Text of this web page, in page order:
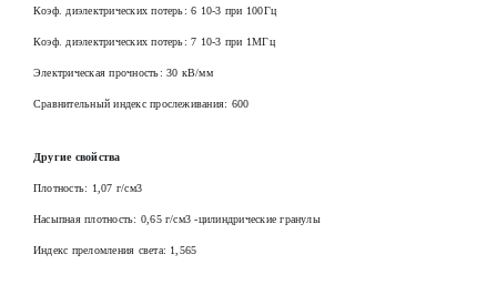
Коэф. диэлектрических потерь: 6 10-3 при 100Гц
Коэф. диэлектрических потерь: 7 10-3 при 1МГц
Электрическая прочность: 30 кВ/мм
Сравнительный индекс прослеживания: 600
Другие свойства
Плотность: 1,07 г/см3
Насыпная плотность: 0,65 г/см3 -цилиндрические гранулы
Индекс преломления света: 1,565